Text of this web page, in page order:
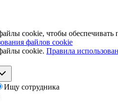
cookie, чтобы обеспечивать
файлов cookie
cookie. Правила
Ищу сотрудника